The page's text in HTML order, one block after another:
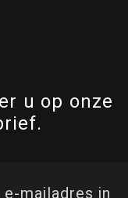
u op onze